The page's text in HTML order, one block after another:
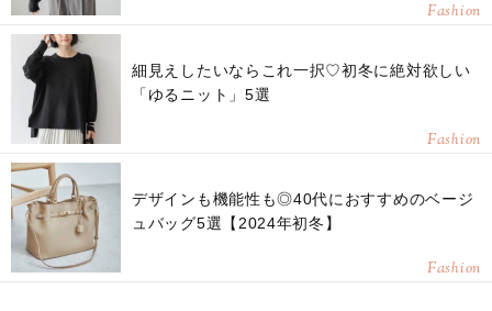
Fashion
細見えしたいならこれ一択♡初冬に絶対欲しい
「ゆるニット」5選
Fashion
デザインも機能性も◎40代におすすめのベージ
ュバッグ5選【2024年初冬】
Fashion